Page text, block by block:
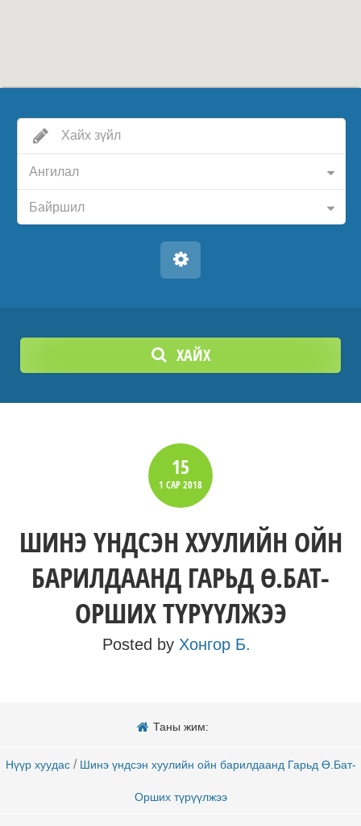
Ангилал
Байршил
ХАЙХ
15
1 САР2018
ШИНЭ ҮНДСЭН ХУУЛИЙН ОЙН
БАРИЛДААНД ГАРЬД Ө.БАТ-
ОРШИХ ТҮРҮҮЛЖЭЭ
Posted by Хонгор Б.
Таны жим:
Нүүр хуудас / Шинэ үндсэн хуулийн ойн барилдаанд Гарьд Ө.Бат-
Орших түрүүлжээ